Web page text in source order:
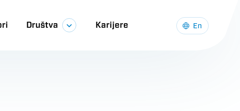
Društva Karijere En